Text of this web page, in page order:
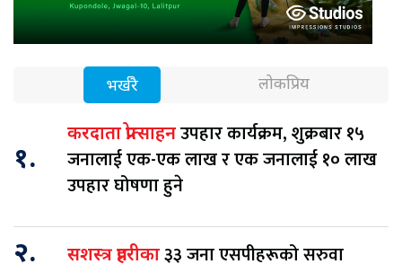
भर्खरै लोकप्रिय
१.
करदाता प्रोत्साहनउपहार कार्यक्रम, शुक्रबार १५
जनालाई एक-एक लाख र एक जनालाई १० लाख
उपहार घोषणा हुने
२. सशस्त्र प्रहरीका३३ जना एसपीहरूको सरुवा